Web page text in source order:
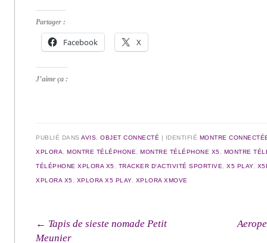
Partager :
Facebook X
J’aime ça :
PUBLIÉ DANSAVIS,OBJET CONNECTÉ IDENTIFIÉ MONTRE
XPLORA, MONTRE TÉLÉPHONE, MONTRE TÉLÉPHONE X5, MONTRE
TÉLÉPHONE XPLORA X5, TRACKER D'ACTIVITÉ SPORTIVE,X5 PLAY,
XPLORA X5, XPLORA X5 PLAY, XPLORA XMOVE
Navigation des articles
← Tapis de sieste nomade Petit
Meunier